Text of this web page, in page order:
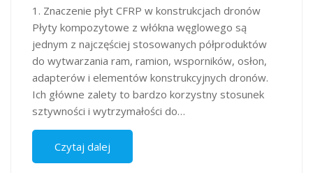
1. Znaczenie płyt CFRP w konstrukcjach dronów
Płyty kompozytowe z włókna węglowego są
jednym z najczęściej stosowanych półproduktów
do wytwarzania ram, ramion, wsporników, osłon,
adapterów i elementów konstrukcyjnych dronów.
Ich główne zalety to bardzo korzystny stosunek
sztywności i wytrzymałości do…
Czytaj dalej